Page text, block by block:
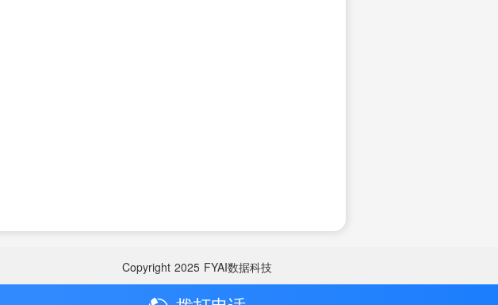
Copyright 2025 FYAI数据科技